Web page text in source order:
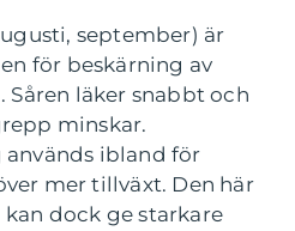
september) är
för beskärning av
läker snabbt och
minskar.
ibland för
mer tillväxt. Den här
dock ge starkare